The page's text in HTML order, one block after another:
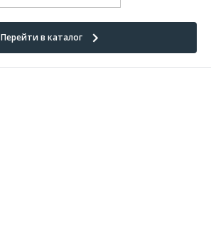
Перейти в каталог